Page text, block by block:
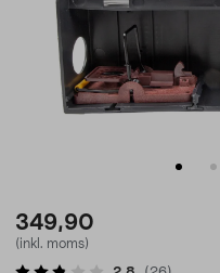
349,90
(inkl. moms)